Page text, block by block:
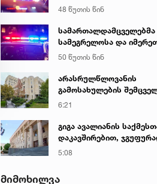
ცეცხლსასროლი იარაღის
უკანონოდ შეძენა-
ტარებისა და საზღვრის
კვეთის ბრალდებით
48 წუთის წინ
სამართალდამცველებმა
სამეგრელოსა და
ნარკოდანაშაულის
3 პირი დააკავეს
50 წუთის წინ
არასრულწლოვანის
გამოსახულების
პორნოგრაფიული
გავრცელების ფაქტებზე,
პირს ბრალდება
6:21
გიგა ავალიანის
დაკავშირებით,
ჯანმრთელობის განზრახ
5:08
მიმოხილვა